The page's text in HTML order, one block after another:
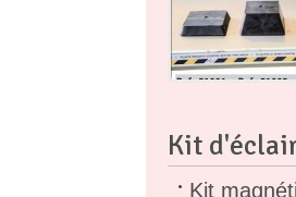
Kit
Kit